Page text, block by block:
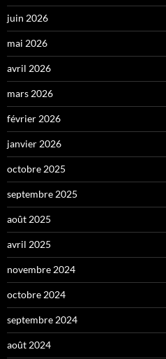
juin 2026
mai 2026
avril 2026
mars 2026
février 2026
janvier 2026
octobre 2025
septembre 2025
août 2025
avril 2025
novembre 2024
octobre 2024
septembre 2024
août 2024